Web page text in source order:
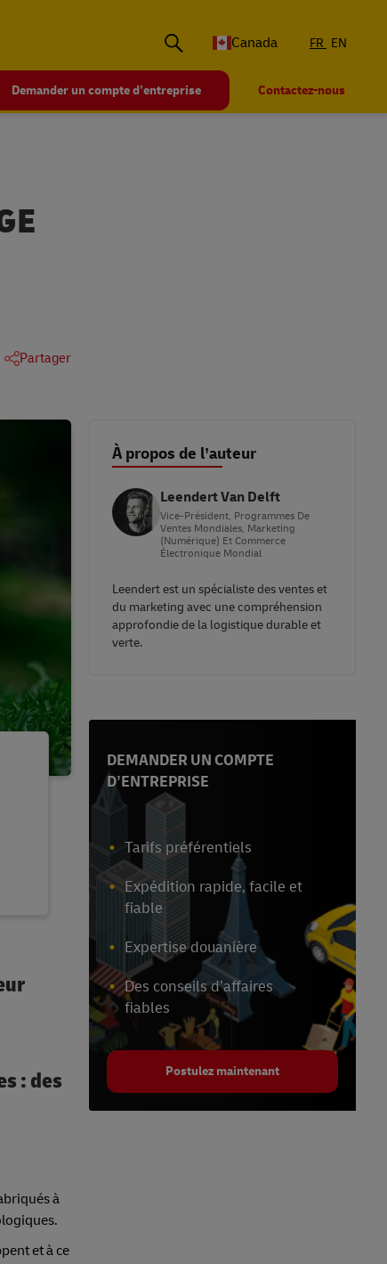
Canada
FR EN
Demander un compte d’entreprise Contactez-nous
Partager
: des
à
et à ce
À propos de l’auteur
Leendert Van Delft
Vice-Président, Programmes De
Ventes Mondiales, Marketing
(numérique) Et Commerce
Électronique Mondial
Leendert est un spécialiste des ventes et
du marketing avec une compréhension
approfondie de la logistique durable et
verte.
DEMANDER UN COMPTE
D’ENTREPRISE
Tarifs préférentiels
Expédition rapide, facile et
fiable
Expertise douanière
Des conseils d’affaires
fiables
Postulez maintenant